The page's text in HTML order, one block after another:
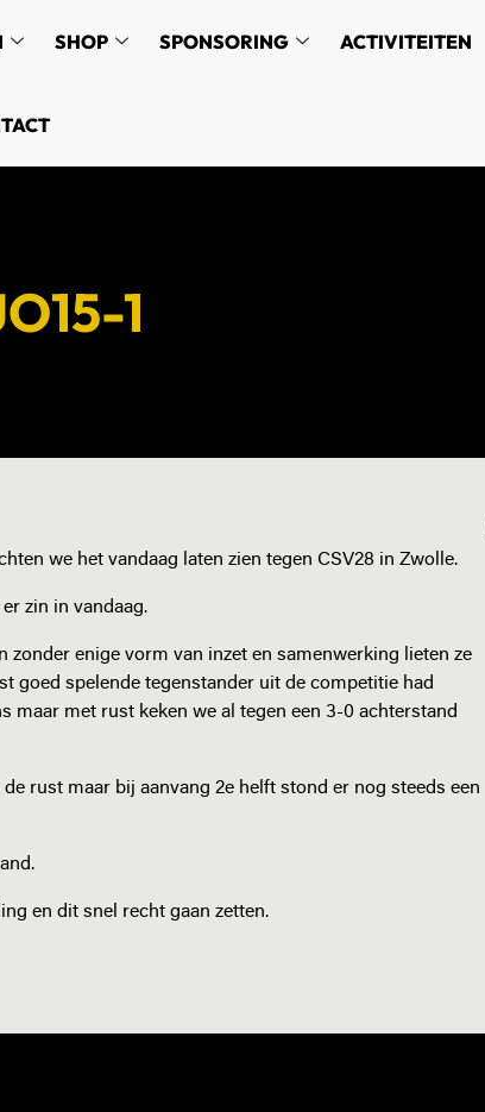
SHOP SPONSORING ACTIVITEITEN
1
we het vandaag laten zien tegen CSV28 in Zwolle.
zin in vandaag.
zonder enige vorm van inzet en samenwerking lieten ze
goed spelende tegenstander uit de competitie had
met rust keken we al tegen een 3-0 achterstand
rust maar bij aanvang 2e helft stond er nog steeds een
en dit snel recht gaan zetten.